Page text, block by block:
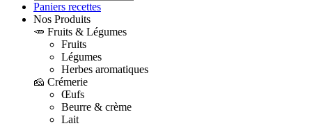
Paniers recettes
Nos Produits
🥕 Fruits & Légumes
Fruits
Légumes
Herbes aromatiques
🧀 Crémerie
Œufs
Beurre & crème
Lait